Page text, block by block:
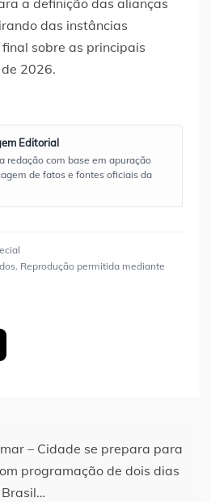
das instâncias
sobre as principais
2026.
Editorial
redação com base em apuração
de fatos e fontes oficiais da
Reprodução permitida mediante
– Cidade se prepara para
programação de dois dias